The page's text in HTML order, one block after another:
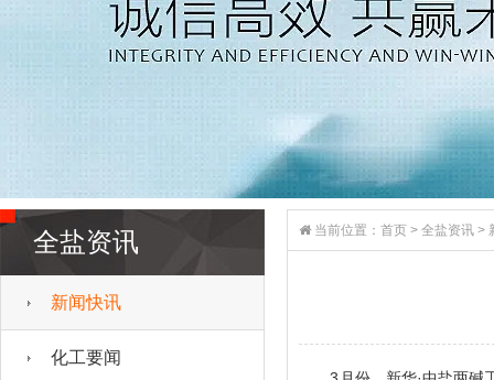
全盐资讯
新闻快讯
化工要闻
当前位置： 首页 > 全盐资讯 >